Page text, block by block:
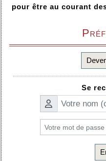
pour être au courant
Se